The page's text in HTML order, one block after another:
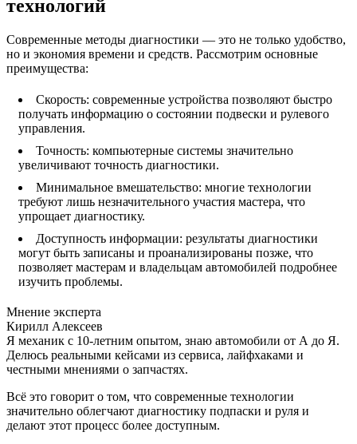
технологий
Современные методы диагностики — это не только удобство,
но и экономия времени и средств. Рассмотрим основные
преимущества:
Скорость: современные устройства позволяют быстро
получать информацию о состоянии подвески и рулевого
управления.
Точность: компьютерные системы значительно
увеличивают точность диагностики.
Минимальное вмешательство: многие технологии
требуют лишь незначительного участия мастера, что
упрощает диагностику.
Доступность информации: результаты диагностики
могут быть записаны и проанализированы позже, что
позволяет мастерам и владельцам автомобилей подробнее
изучить проблемы.
Мнение эксперта
Кирилл Алексеев
Я механик с 10-летним опытом, знаю автомобили от А до Я.
Делюсь реальными кейсами из сервиса, лайфхаками и
честными мнениями о запчастях.
Всё это говорит о том, что современные технологии
значительно облегчают диагностику подпаски и руля и
делают этот процесс более доступным.